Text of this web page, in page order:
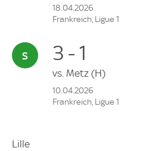
18.04.2026
Frankreich, Ligue 1
3 - 1
vs. Metz (H)
10.04.2026
Frankreich, Ligue 1
Lille